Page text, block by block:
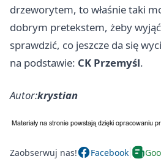
drzeworytem, to właśnie taki
dobrym pretekstem, żeby
sprawdzić, co jeszcze da się
na podstawie: CK Przemyśl.
Autor:krystian
Zaobserwuj nas! Facebook